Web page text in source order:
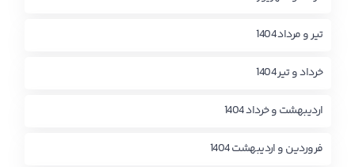
تیر و مرداد 1404
خرداد و تیر 1404
اردیبهشت و خرداد 1404
فروردین و اردیبهشت 1404